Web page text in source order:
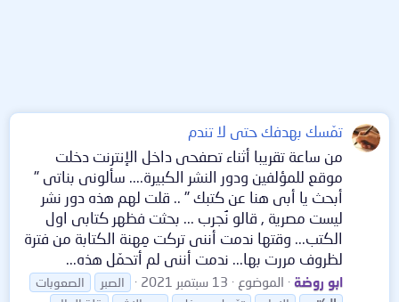
تمّسك بهدفك حتى لا تندم
من ساعة تقريبا أثناء تصفحى داخل الإنترنت دخلت
موقع للمؤلفين ودور النشر الكبيرة.... سألونى بناتى "
أبحث يا أبى هنا عن كتبك " .. قلت لهم هذه دور نشر
ليست مصرية , قالو نُجرب ... بحثت فظهر كتابى اول
الكتب... وقتها ندمت أننى تركت مِهنة الكتابة من فترة
لظروف مررت بها... ندمت أننى لم أتحمّل هذه...
ابو روضة الموضوع 13 سبتمبر 2021 الصبر
الصعوبات